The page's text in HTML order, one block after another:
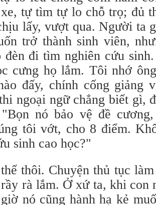
tự tìm tự lo chỗ trọ; đủ
lấy, vượt qua. Người ta
trở thành sinh viên,
đèn đi tìm nghiên cứu
cưng họ lắm. Tôi nhớ
đấy, chính cống giảng
ngoại ngữ chẳng biết gì,
nó bảo vệ đề
tôi vớt, cho 8 điểm.
sinh cao học?"
thôi. Chuyện thủ tục
rà lắm. Ở xứ ta, khi con
nó cũng hành hạ kẻ